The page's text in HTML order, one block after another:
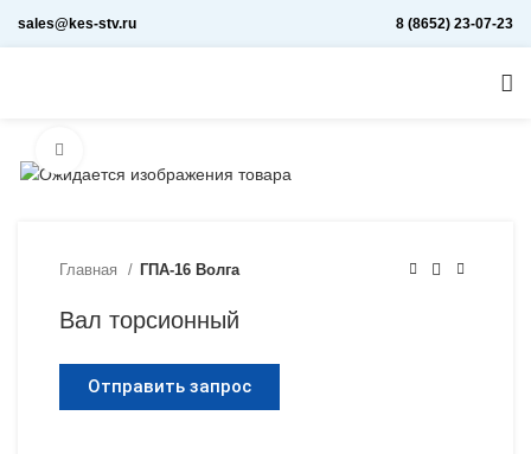
sales@kes-stv.ru 8 (8652) 23-07-23
Главная ГПА-16 Волга
Вал торсионный
Отправить запрос